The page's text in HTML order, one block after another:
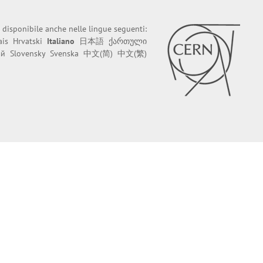
disponibile anche nelle lingue seguenti:
Hrvatski Italiano 日本語 ქართული
Slovensky Svenska 中文(简) 中文(繁)